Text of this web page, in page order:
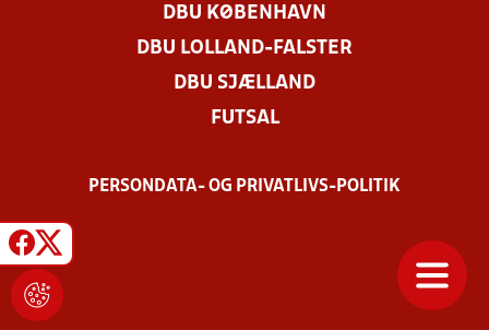
DBU KØBENHAVN
DBU LOLLAND-FALSTER
DBU SJÆLLAND
FUTSAL
PERSONDATA- OG PRIVATLIVS-POLITIK